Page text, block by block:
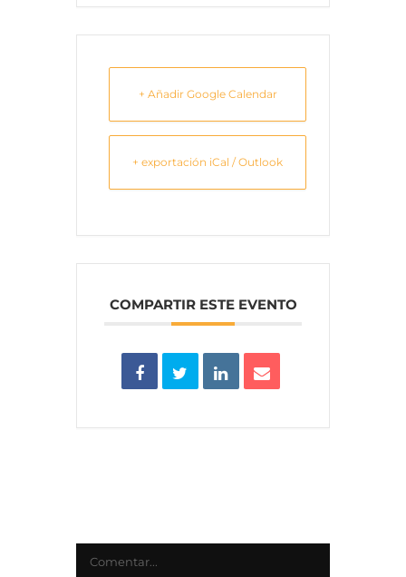
+ Añadir Google Calendar
+ exportación iCal / Outlook
COMPARTIR ESTE EVENTO
Comentar